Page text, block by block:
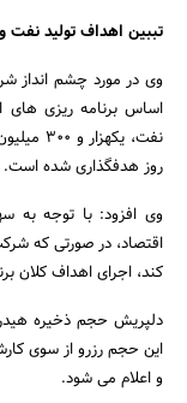
تببین اهداف تولید
وی در مورد چشم انداز
روز هدف‎گذاری شده است.
اقتصاد، در صورتی که
کند، اجرای اهداف کلان
این حجم رزرو از سوی
و اعلام می شود.